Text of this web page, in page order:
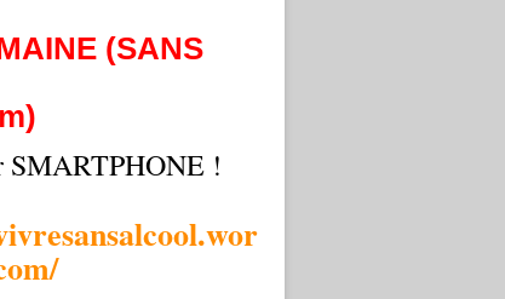
(SANS
SMARTPHONE !